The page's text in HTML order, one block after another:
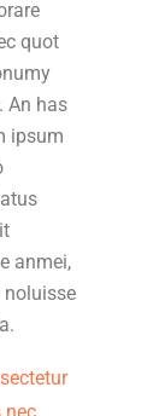
quot
An has
ipsum
anmei,
noluisse